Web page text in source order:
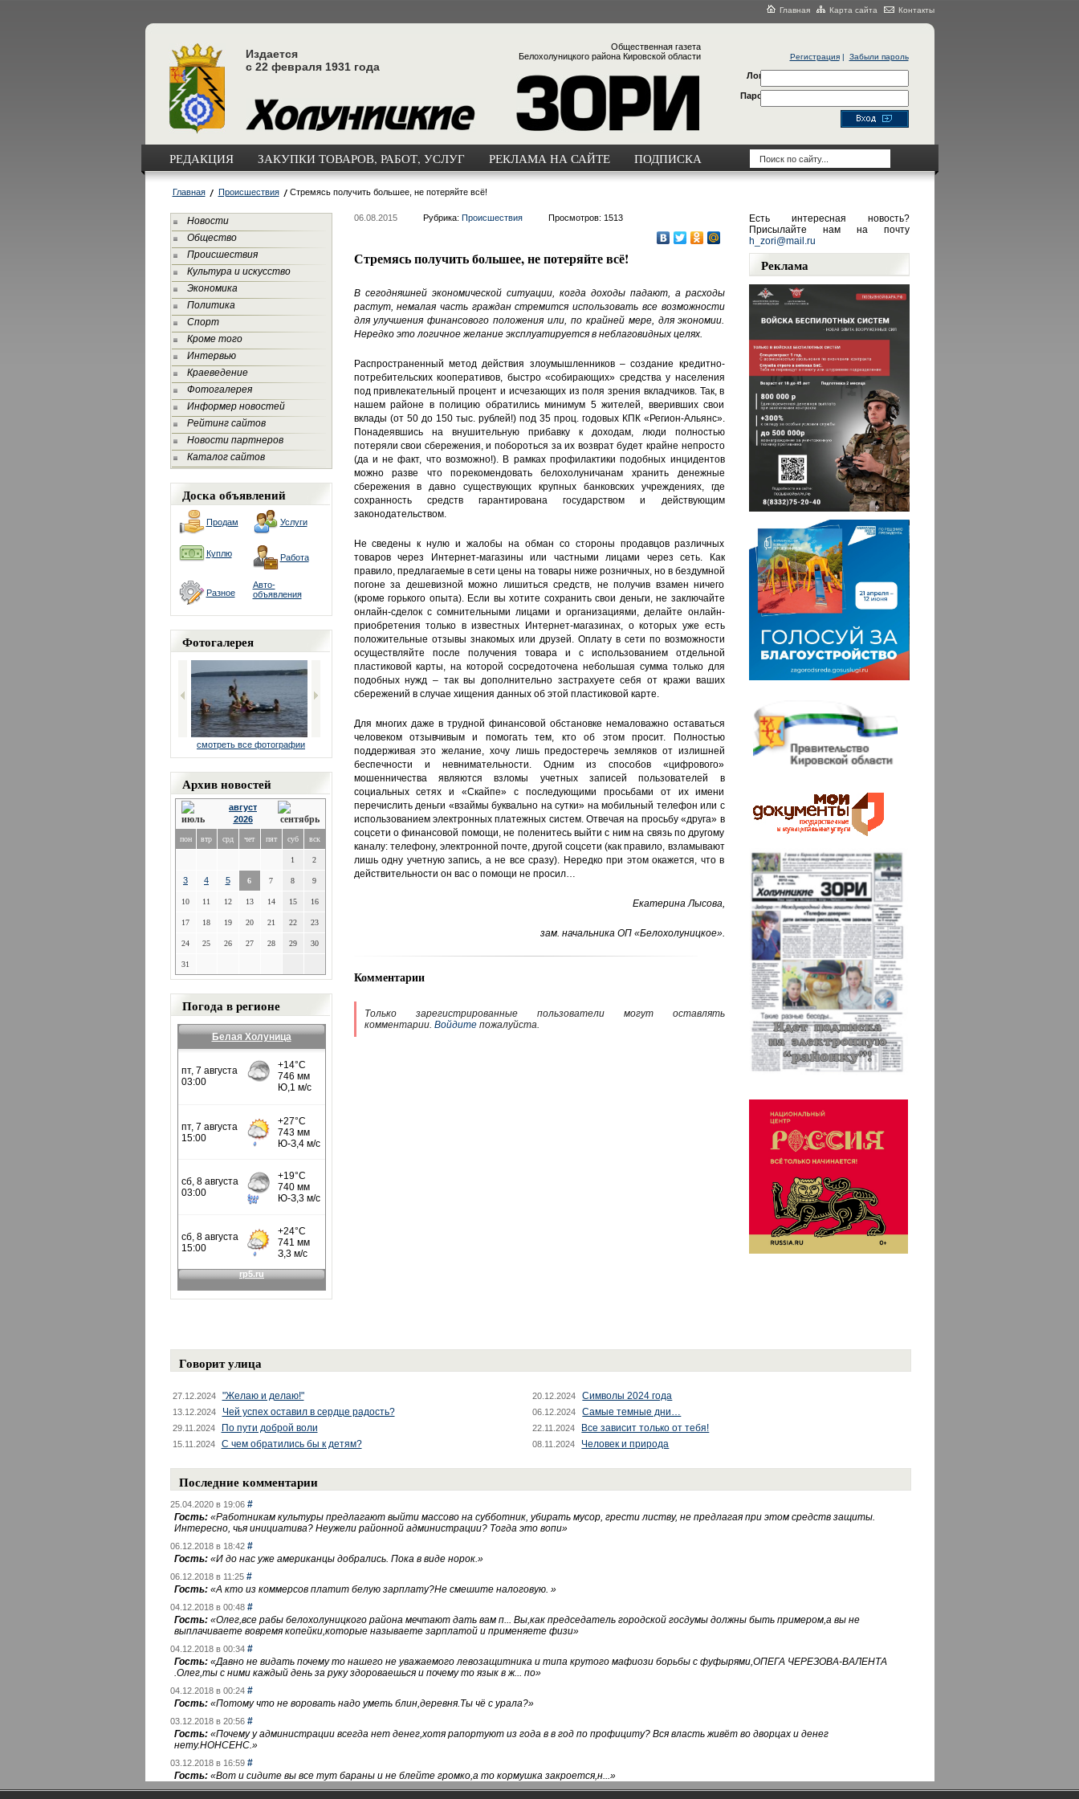
Главная Карта сайта Контакты
Издается
с 22 февраля 1931 года
Общественная газета
Белохолуницкого района Кировской области
Регистрация| Забыли пароль
Логин
Пароль
РЕДАКЦИЯ ЗАКУПКИ ТОВАРОВ, РАБОТ, УСЛУГ РЕКЛАМА НА САЙТЕ ПОДПИСКА
Главная Происшествия Стремясь получить большее, не потеряйте всё!
Новости
Общество
Происшествия
Культура и искусство
Экономика
Политика
Спорт
Кроме того
Интервью
Краеведение
Фотогалерея
Информер новостей
Рейтинг сайтов
Новости партнеров
Каталог сайтов
Доска объявлений
Продам Услуги
Куплю Работа
Разное
Авто-
объявления
Фотогалерея
смотреть все фотографии
Архив новостей
август
2026
пон втр срд чет пят суб вск
1 2
3 4 5 6 7 8 9
10 11 12 13 14 15 16
17 18 19 20 21 22 23
24 25 26 27 28 29 30
31
Погода в регионе
Белая Холуница
06.08.2015 Рубрика: Происшествия Просмотров: 1513
Стремясь получить большее, не потеряйте всё!
В сегодняшней экономической ситуации, когда доходы падают, а расходы
растут, немалая часть граждан стремится использовать все возможности
для улучшения финансового положения или, по крайней мере, для экономии.
Нередко это логичное желание эксплуатируется в неблаговидных целях.
Распространенный метод действия злоумышленников – создание кредитно-
потребительских кооперативов, быстро «собирающих» средства у населения
под привлекательный процент и исчезающих из поля зрения вкладчиков. Так, в
нашем районе в полицию обратились минимум 5 жителей, вверивших свои
вклады (от 50 до 150 тыс. рублей!) под 35 проц. годовых КПК «Регион-Альянс».
Понадеявшись на внушительную прибавку к доходам, люди полностью
потеряли свои сбережения, и побороться за их возврат будет крайне непросто
(да и не факт, что возможно!). В рамках профилактики подобных инцидентов
можно разве что порекомендовать белохолуничанам хранить денежные
сбережения в давно существующих крупных банковских учреждениях, где
сохранность средств гарантирована государством и действующим
законодательством.
Не сведены к нулю и жалобы на обман со стороны продавцов различных
товаров через Интернет-магазины или частными лицами через сеть. Как
правило, предлагаемые в сети цены на товары ниже розничных, но в бездумной
погоне за дешевизной можно лишиться средств, не получив взамен ничего
(кроме горького опыта). Если вы хотите сохранить свои деньги, не заключайте
онлайн-сделок с сомнительными лицами и организациями, делайте онлайн-
приобретения только в известных Интернет-магазинах, о которых уже есть
положительные отзывы знакомых или друзей. Оплату в сети по возможности
осуществляйте после получения товара и с использованием отдельной
пластиковой карты, на которой сосредоточена небольшая сумма только для
подобных нужд – так вы дополнительно застрахуете себя от кражи ваших
сбережений в случае хищения данных об этой пластиковой карте.
Для многих даже в трудной финансовой обстановке немаловажно оставаться
человеком отзывчивым и помогать тем, кто об этом просит. Полностью
поддерживая это желание, хочу лишь предостеречь земляков от излишней
беспечности и невнимательности. Одним из способов «цифрового»
мошенничества являются взломы учетных записей пользователей в
социальных сетях и «Скайпе» с последующими просьбами от их имени
перечислить деньги «взаймы буквально на сутки» на мобильный телефон или с
использованием электронных платежных систем. Отвечая на просьбу «друга» в
соцсети о финансовой помощи, не поленитесь выйти с ним на связь по другому
каналу: телефону, электронной почте, другой соцсети (как правило, взламывают
лишь одну учетную запись, а не все сразу). Нередко при этом окажется, что в
действительности он вас о помощи не просил…
Екатерина Лысова,
зам. начальника ОП «Белохолуницкое».
Комментарии
Только зарегистрированные пользователи могут оставлять
комментарии. Войдитепожалуйста.
Есть интересная новость?
Присылайте нам на почту
h_zori@mail.ru
Реклама
Говорит улица
27.12.2024 "Желаю и делаю!" 20.12.2024 Символы 2024 года
13.12.2024 Чей успех оставил в сердце радость? 06.12.2024 Самые темные дни…
29.11.2024 По пути доброй воли 22.11.2024 Все зависит только от тебя!
15.11.2024 С чем обратились бы к детям? 08.11.2024 Человек и природа
Последние комментарии
25.04.2020 в 19:06 #
Гость: «Работникам культуры предлагают выйти массово на субботник, убирать мусор, грести листву, не предлагая при этом средств защиты.
Интересно, чья инициатива? Неужели районной администрации? Тогда это вопи»
06.12.2018 в 18:42 #
Гость: «И до нас уже американцы добрались. Пока в виде норок.»
06.12.2018 в 11:25 #
Гость: «А кто из коммерсов платит белую зарплату?Не смешите налоговую. »
04.12.2018 в 00:48 #
Гость: «Олег,все рабы белохолуницкого района мечтают дать вам п... Вы,как председатель городской госдумы должны быть примером,а вы не
выплачиваете вовремя копейки,которые называете зарплатой и применяете физи»
04.12.2018 в 00:34 #
Гость: «Давно не видать почему то нашего не уважаемого левозащитника и типа крутого мафиози борьбы с фуфырями,ОПЕГА ЧЕРЕЗОВА-ВАЛЕНТА
.Олег,ты с ними каждый день за руку здороваешься и почему то язык в ж... по»
04.12.2018 в 00:24 #
Гость: «Потому что не воровать надо уметь блин,деревня.Ты чё с урала?»
03.12.2018 в 20:56 #
Гость: «Почему у администрации всегда нет денег,хотя рапортуют из года в в год по профициту? Вся власть живёт во дворцах и денег
нету.НОНСЕНС.»
03.12.2018 в 16:59 #
Гость: «Вот и сидите вы все тут бараны и не блейте громко,а то кормушка закроется,н...»